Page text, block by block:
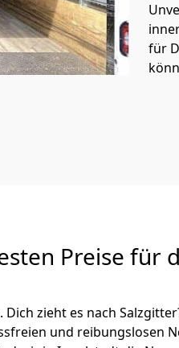
für
Preise für
. Dich zieht es nach
und reibungslosen